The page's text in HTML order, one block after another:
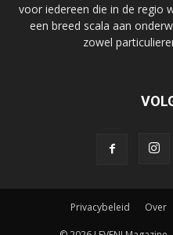
voor iedereen die in de regio
een breed scala aan
zowel
Privacybeleid Over